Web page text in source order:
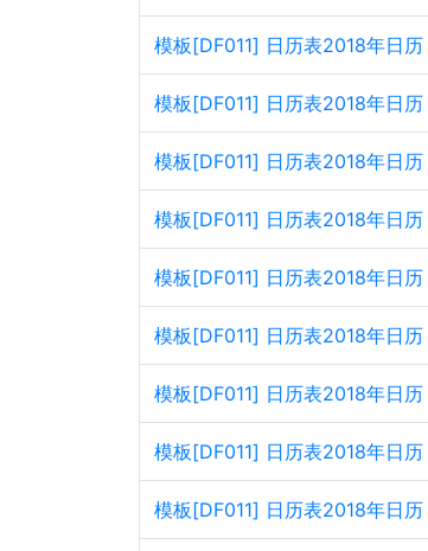
模板[DF011] 日历表2018年日
模板[DF011] 日历表2018年日
模板[DF011] 日历表2018年日
模板[DF011] 日历表2018年日
模板[DF011] 日历表2018年日
模板[DF011] 日历表2018年日
模板[DF011] 日历表2018年日
模板[DF011] 日历表2018年日
模板[DF011] 日历表2018年日